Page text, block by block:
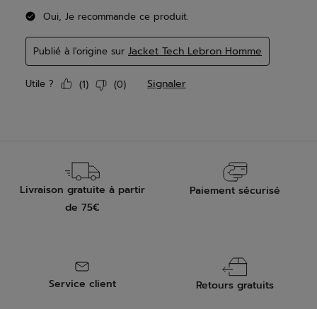
Livraison gratuite à partir
de 75€
Paiement sécurisé
Service client Retours gratuits